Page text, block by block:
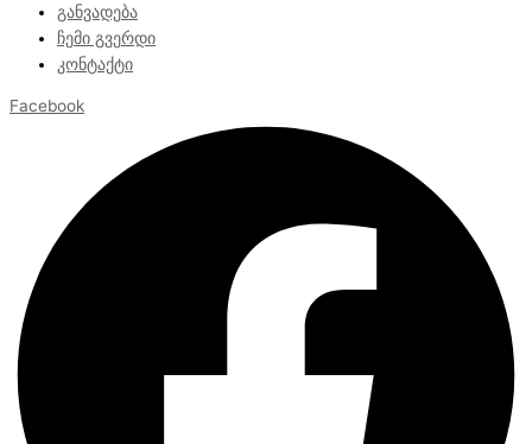
განვადება
ჩემი გვერდი
კონტაქტი
Facebook